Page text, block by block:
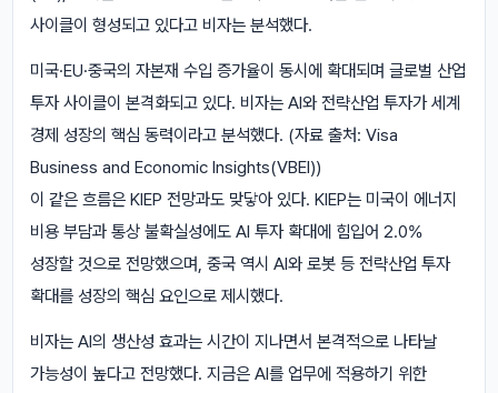
사이클이 형성되고 있다고 비자는 분석했다.
미국·EU·중국의 자본재 수입 증가율이 동시에 확대되며 글로벌 산업
투자 사이클이 본격화되고 있다. 비자는 AI와 전략산업 투자가 세계
경제 성장의 핵심 동력이라고 분석했다. (자료 출처: Visa
Business and Economic Insights(VBEI))
이 같은 흐름은 KIEP 전망과도 맞닿아 있다. KIEP는 미국이 에너지
비용 부담과 통상 불확실성에도 AI 투자 확대에 힘입어 2.0%
성장할 것으로 전망했으며, 중국 역시 AI와 로봇 등 전략산업 투자
확대를 성장의 핵심 요인으로 제시했다.
비자는 AI의 생산성 효과는 시간이 지나면서 본격적으로 나타날
가능성이 높다고 전망했다. 지금은 AI를 업무에 적용하기 위한